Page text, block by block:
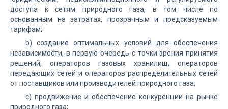
доступа к сетям природного газа, в том числе по
основанным на затратах, прозрачным и предсказуемым
тарифам;
b) создание оптимальных условий для обеспечения
независимости, в первую очередь с точки зрения принятия
решений, операторов газовых хранилищ, операторов
передающих сетей и операторов распределительных сетей
от поставщиков или производителей природного газа;
c) продвижение и обеспечение конкуренции на рынке
природного газа;